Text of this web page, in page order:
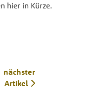
hier in Kürze.
nächster
Artikel